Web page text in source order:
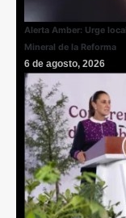
Alerta Amber: Urge
Mineral de la Reforma
6 de agosto, 2026